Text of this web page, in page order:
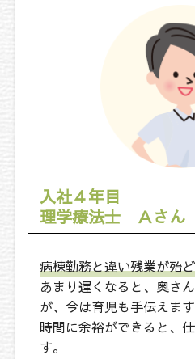
入社４年目
理学療法士 Ａさん
病棟勤務と違い残業が殆
あまり遅くなると、奥さ
が、今は育児も手伝えます
時間に余裕ができると、
す。